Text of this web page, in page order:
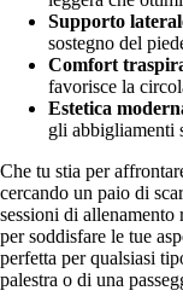
Supporto
sostegno del
Comfort
favorisce la
Estetica
gli abbigliamenti
Che tu stia per
cercando un paio di
sessioni di
per soddisfare le tue
perfetta per qualsiasi
palestra o di una